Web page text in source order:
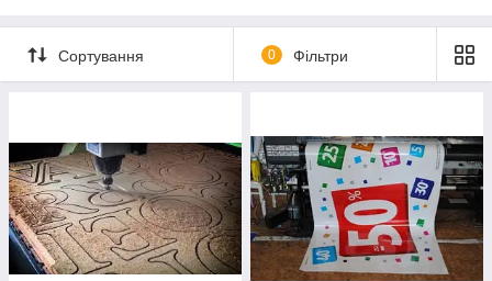
програмі за допомогою спеціальних фрез на верстатах з
числовим програмним управлінням (ЧПУ).
рельєфом у всіх площинах. Виконуватися фрезерування
може на наступних типах листових матеріалів: спінений
пластик ПВХ, МДФ, ДСП, фанера, дерево, OSB, алюміній і ін
Фрезерна порізка дозволяє виготовити складні візерунки,
вигини, пази, елементи конструкцій, а так само звичайну
різання по контуру. Найбільш актуальною областю
застосування фрезерної різання є виготовлення букв,
Сортування 0 Фільтри